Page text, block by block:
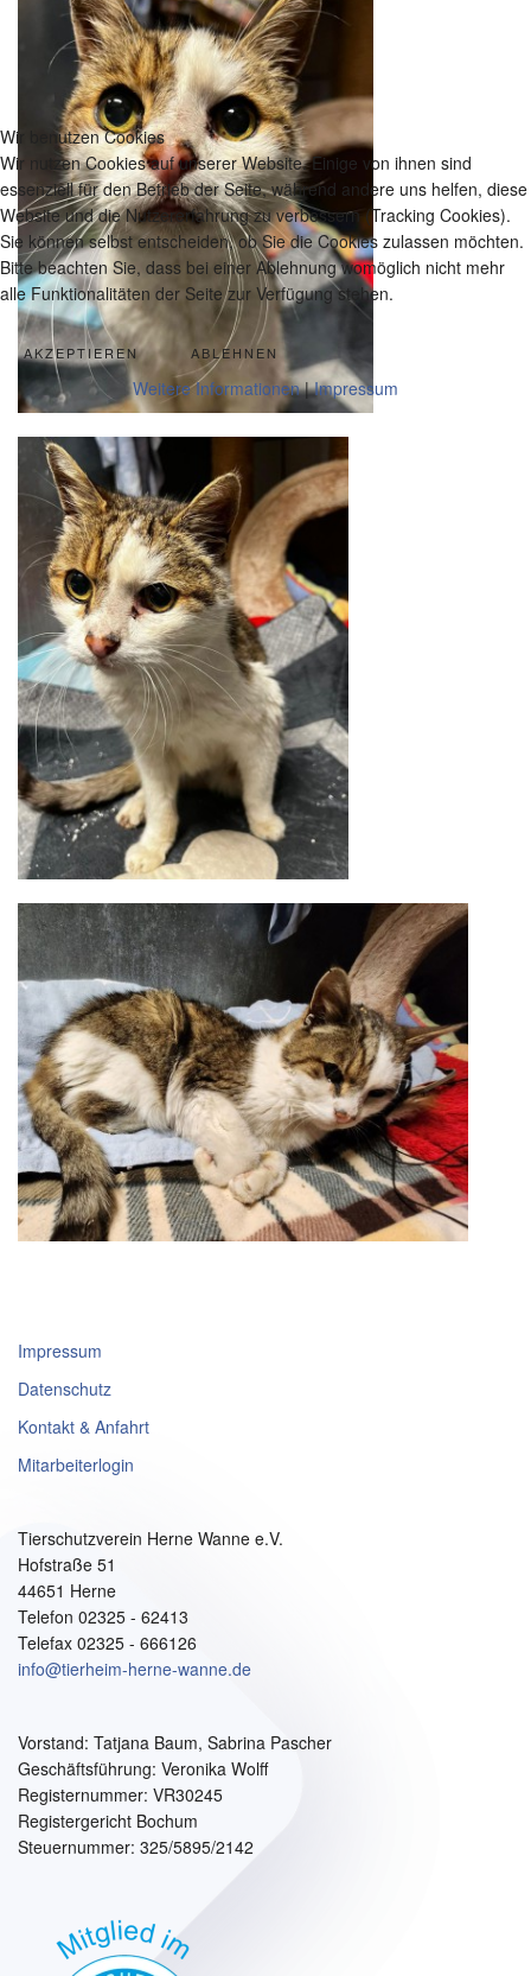
Impressum
Datenschutz
Kontakt & Anfahrt
Mitarbeiterlogin
Tierschutzverein Herne Wanne e.V.
Hofstraße 51
44651 Herne
Telefon 02325 - 62413
Telefax 02325 - 666126
info@tierheim-herne-wanne.de
Vorstand: Tatjana Baum, Sabrina Pascher
Geschäftsführung: Veronika Wolff
Registernummer: VR30245
Registergericht Bochum
Steuernummer: 325/5895/2142
Wir benutzen Cookies
Wir nutzen Cookies auf unserer Website. Einige von ihnen sind
essenziell für den Betrieb der Seite, während andere uns helfen, diese
Website und die Nutzererfahrung zu verbessern (Tracking Cookies).
Sie können selbst entscheiden, ob Sie die Cookies zulassen möchten.
Bitte beachten Sie, dass bei einer Ablehnung womöglich nicht mehr
alle Funktionalitäten der Seite zur Verfügung stehen.
AKZEPTIEREN ABLEHNEN
Weitere Informationen|Impressum